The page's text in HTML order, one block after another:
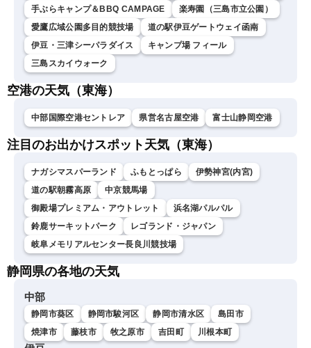
手ぶらキャンプ＆BBQ CAMPAGE
楽寿園（三島市立公園）
愛鷹広域公園多目的競技場
道の駅伊豆ゲートウェイ函南
伊豆・三津シーパラダイス
キャンプ場 フィール
三島スカイウォーク
空港の天気（東海）
中部国際空港セントレア 県営名古屋空港 富士山静岡空港
注目のお出かけスポット天気（東海）
ナガシマスパーランド ふもとっぱら
伊勢神宮(内宮)
道の駅朝霧高原
中京競馬場
御殿場プレミアム・アウトレット
浜名湖パルパル
鈴鹿サーキットパーク
レゴランド・ジャパン
岐阜メモリアルセンター長良川競技場
静岡県の各地の天気
中部
静岡市葵区 静岡市駿河区 静岡市清水区
島田市
焼津市
藤枝市 牧之原市 吉田町 川根本町